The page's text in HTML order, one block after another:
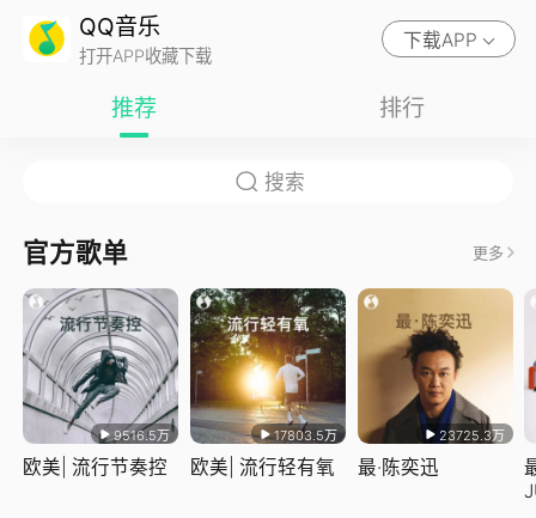
QQ音乐
打开APP收藏下载
下载APP
推荐 排行
官方歌单 更多
9516.5万
欧美| 流行节奏控
17803.5万
欧美| 流行轻有氧
23725.3万
最·陈奕迅